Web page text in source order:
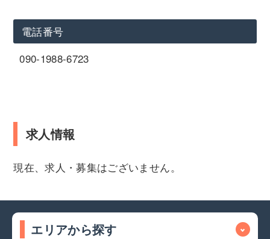
電話番号
090-1988-6723
求人情報
現在、求人・募集はございません。
エリアから探す